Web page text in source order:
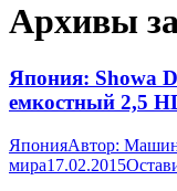
Архивы
Япония: Showa
емкостный 2,5
ЯпонияАвтор:
мира17.02.2015